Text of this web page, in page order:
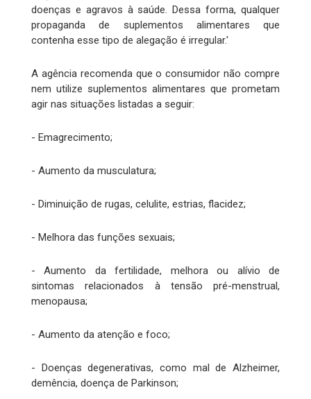
doenças e agravos à saúde. Dessa forma, qualquer
propaganda de suplementos alimentares que
contenha esse tipo de alegação é irregular.'
A agência recomenda que o consumidor não compre
nem utilize suplementos alimentares que prometam
agir nas situações listadas a seguir:
- Emagrecimento;
- Aumento da musculatura;
- Diminuição de rugas, celulite, estrias, flacidez;
- Melhora das funções sexuais;
- Aumento da fertilidade, melhora ou alívio de
sintomas relacionados à tensão pré-menstrual,
menopausa;
- Aumento da atenção e foco;
- Doenças degenerativas, como mal de Alzheimer,
demência, doença de Parkinson;